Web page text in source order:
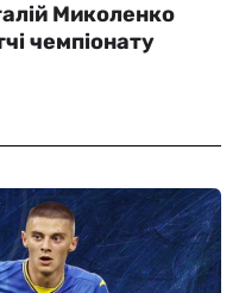
Миколенко
чемпіонату